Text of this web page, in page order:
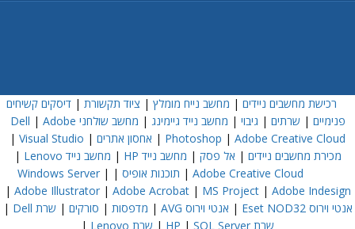
רכישת מחשבים ניידים | מחשב נייח מומלץ | ציוד תקשורת |דיסקים קשיחים
פנימיים | שרתים | גיבוי | מחשב נייד גיימינג | מחשב שולחני Dell | Adobe
Photoshop | Adobe Creative Cloud
| אחסון אתרים |
Visual Studio
|
מכירת מחשבים ניידים | אל פסק | מחשב נייד HP | מחשב נייד Lenovo
|
Adobe Creative Cloud
| תוכנות אופיס |
Windows Server|
Adobe Illustrator| Adobe Acrobat| MS Project| Adobe Indesign
|
אנטי וירוס Eset NOD32
| אנטי וירוס AVG | מדפסות | סורקים | שרת Dell
|
שרת HP
| SQL Server
| שרת Lenovo |